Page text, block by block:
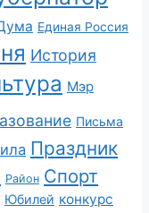
Единая Россия
История
Мэр
Письма
Праздник
Район Спорт
Юбилей конкурс